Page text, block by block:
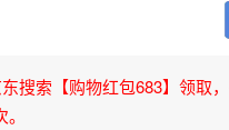
搜索【购物红包683】领取